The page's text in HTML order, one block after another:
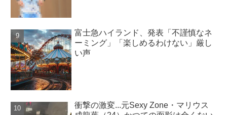
富士急ハイランド、発表「不謹慎なネ
ーミング」「楽しめるわけない」厳し
い声
衝撃の激変...元Sexy Zone・マリウス